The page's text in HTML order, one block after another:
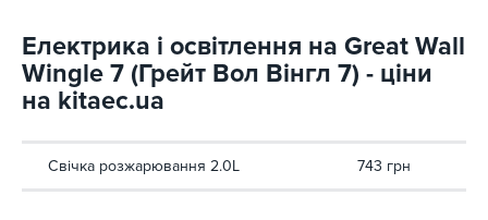
Електрика і освітлення на Great Wall
Wingle 7 (Грейт Вол Вінгл 7) - ціни
на kitaec.ua
Свічка розжарювання 2.0L 743 грн